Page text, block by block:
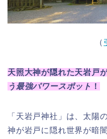
（
天照大神が隠れた天岩戸
う最強パワースポット ！
「天岩戸神社」は、太陽
神が岩戸に隠れ世界が暗